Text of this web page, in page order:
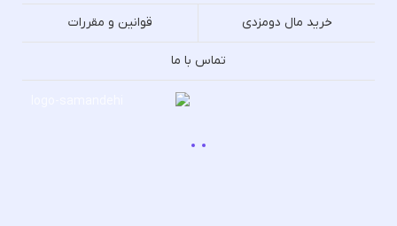
خرید مال دومزدی قوانین و مقررات
تماس با ما